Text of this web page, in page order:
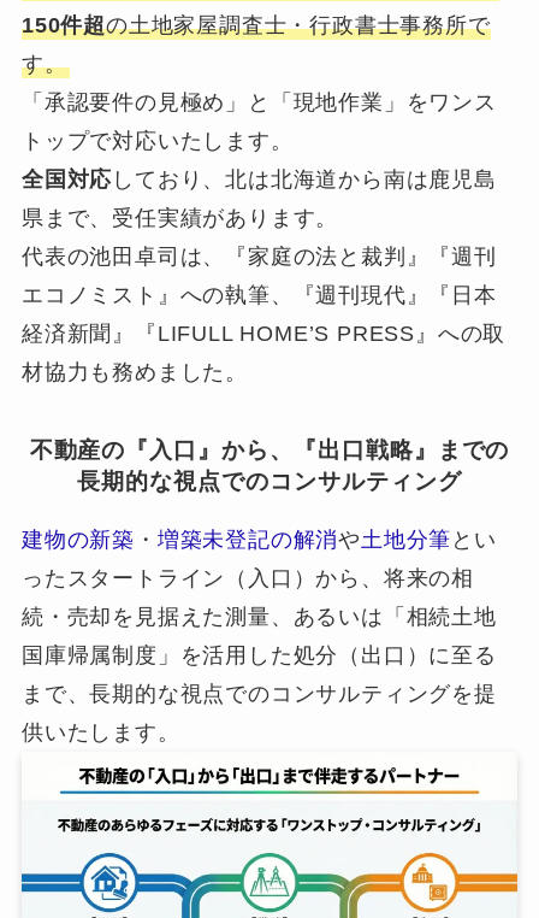
150件超の土地家屋調査士・行政書士事務所で
す。
「承認要件の見極め」と「現地作業」をワンス
トップで対応いたします。
全国対応 しており、北は北海道から南は鹿児島
県まで、受任実績があります。
代表の池田卓司は、『家庭の法と裁判』『週刊
エコノミスト』への執筆、『週刊現代』『日本
経済新聞』『LIFULL HOME’S PRESS』への取
材協力も務めました。
不動産の『入口』から、『出口戦略』までの
長期的な視点でのコンサルティング
建物の新築 ・ 増築未登記の解消や 土地分筆 とい
ったスタートライン（入口）から、将来の相
続・売却を見据えた測量、あるいは「相続土地
国庫帰属制度」を活用した処分（出口）に至る
まで、長期的な視点でのコンサルティングを提
供いたします。